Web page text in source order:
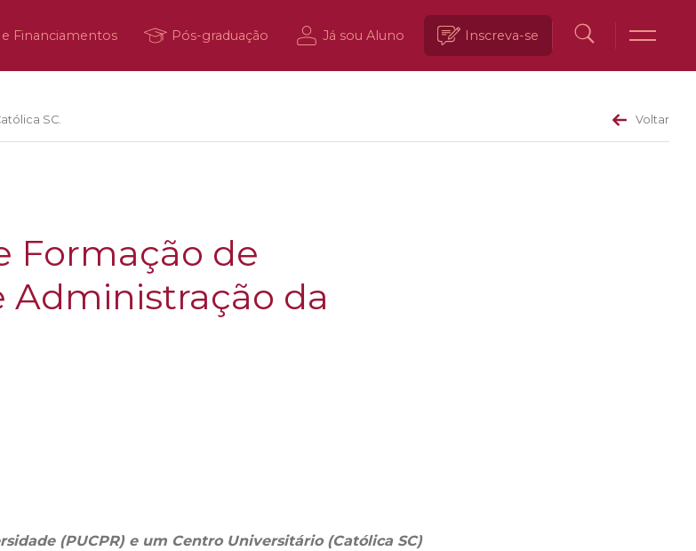
e Financiamentos Pós-graduação Já sou Aluno Inscreva-se
SC. Voltar
Formação de
Administração da
(PUCPR) e um Centro Universitário (Católica SC)